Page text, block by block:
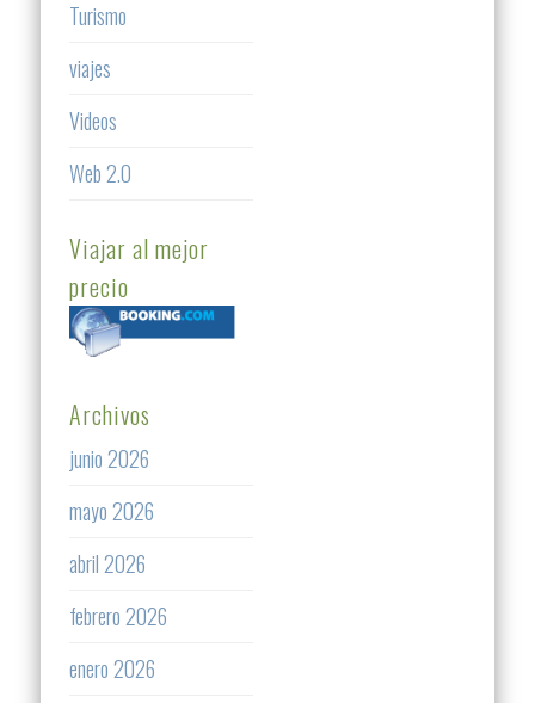
Turismo
viajes
Videos
Web 2.0
Viajar al mejor
precio
Archivos
junio 2026
mayo 2026
abril 2026
febrero 2026
enero 2026